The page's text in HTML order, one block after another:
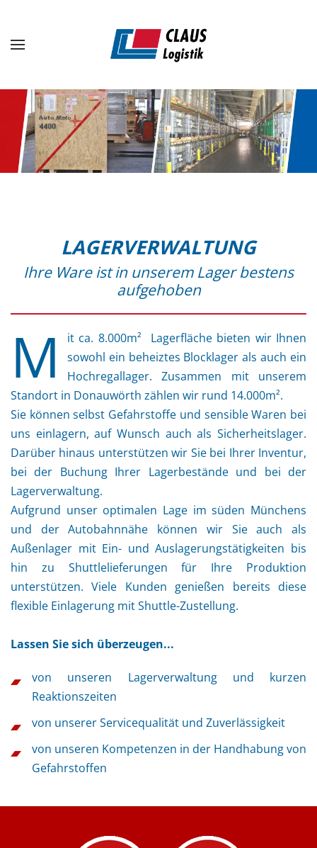
Zum Hauptinhalt springen
LAGERVERWALTUNG
Ihre Ware ist in unserem Lager bestens
aufgehoben
M
it ca. 8.000m² Lagerfläche bieten wir Ihnen
sowohl ein beheiztes Blocklager als auch ein
Hochregallager. Zusammen mit unserem
Standort in Donauwörth zählen wir rund 14.000m².
Sie können selbst Gefahrstoffe und sensible Waren bei
uns einlagern, auf Wunsch auch als Sicherheitslager.
Darüber hinaus unterstützen wir Sie bei Ihrer Inventur,
bei der Buchung Ihrer Lagerbestände und bei der
Lagerverwaltung.
Aufgrund unser optimalen Lage im süden Münchens
und der Autobahnnähe können wir Sie auch als
Außenlager mit Ein- und Auslagerungstätigkeiten bis
hin zu Shuttlelieferungen für Ihre Produktion
unterstützen. Viele Kunden genießen bereits diese
flexible Einlagerung mit Shuttle-Zustellung.
Lassen Sie sich überzeugen...
von unseren Lagerverwaltung und kurzen
Reaktionszeiten
von unserer Servicequalität und Zuverlässigkeit
von unseren Kompetenzen in der Handhabung von
Gefahrstoffen